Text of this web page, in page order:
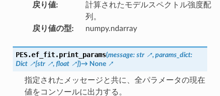
戻り値:
計算されたモデルスペクトル強度配
列。
戻り値の型: numpy.ndarray
PES.ef_fit.print_params(message: str , params_dict:
Dict
[str , float ])→ None
指定されたメッセージと共に、全パラメータの現在
値をコンソールに出力する。